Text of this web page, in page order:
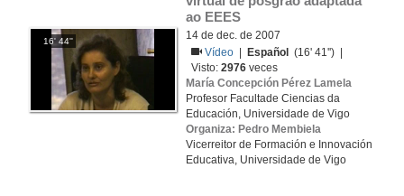
16' 44''
ao EEES
14 de dec. de 2007
Vídeo
Español
(16' 41'') |
Visto:2976 veces
María Concepción Pérez Lamela
Profesor Facultade Ciencias da
Educación, Universidade de Vigo
Organiza: Pedro Membiela
Vicerreitor de Formación e Innovación
Educativa, Universidade de Vigo